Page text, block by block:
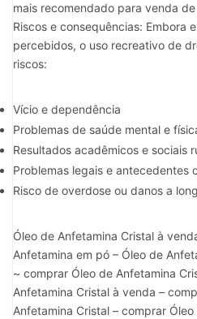
mais recomendado para venda
Riscos e consequências: Embora
percebidos, o uso recreativo de
riscos:
Vício e dependência
Problemas de saúde mental e
Resultados acadêmicos e sociais
Problemas legais e antecedentes
Risco de overdose ou danos a
Óleo de Anfetamina Cristal à
Anfetamina em pó – Óleo de
~ comprar Óleo de Anfetamina
Anfetamina Cristal à venda –
Anfetamina Cristal – comprar